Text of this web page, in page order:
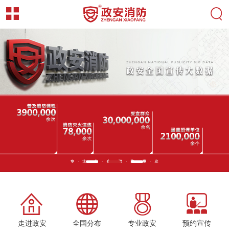
走进政安 全国分布 专业政安 预约宣传